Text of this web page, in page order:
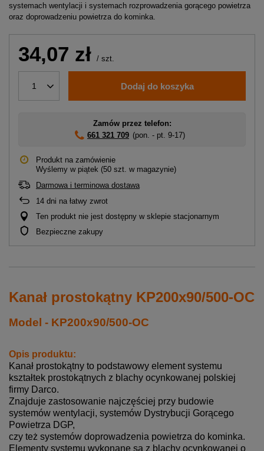
systemach wentylacji i systemach rozprowadzenia gorącego powietrza
oraz doprowadzeniu powietrza do kominka.
34,07 zł / szt.
1 Dodaj do koszyka
Zamów przez telefon:
661 321 709 (pon. - pt. 9-17)
Produkt na zamówienie
Wyślemy w piątek (50 szt. w magazynie)
Darmowa i terminowa dostawa
14 dni na łatwy zwrot
Ten produkt nie jest dostępny w sklepie stacjonarnym
Bezpieczne zakupy
Kanał prostokątny KP200x90/500-OC
Model - KP200x90/500-OC
Opis produktu:
Kanał prostokątny to podstawowy element systemu
kształtek prostokątnych z blachy ocynkowanej polskiej
firmy Darco.
Znajduje zastosowanie najczęściej przy budowie
systemów wentylacji, systemów Dystrybucji Gorącego
Powietrza DGP,
czy też systemów doprowadzenia powietrza do kominka.
Elementy systemu wykonane są z blachy ocynkowanej o